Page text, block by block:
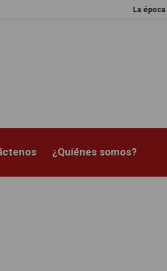
La época de la
¿Quiénes somos?